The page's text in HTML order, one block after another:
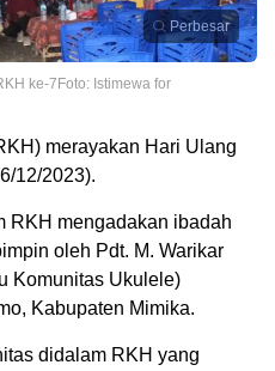
Perbesar
ke-7Foto: Istimewa for
merayakan Hari Ulang
12/2023).
RKH mengadakan ibadah
oleh Pdt. M. Warikar
Komunitas Ukulele)
Kabupaten Mimika.
didalam RKH yang